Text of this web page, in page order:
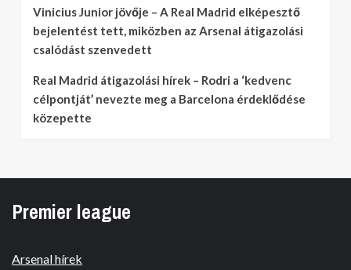
Vinicius Junior jövője – A Real Madrid elképesztő
bejelentést tett, miközben az Arsenal átigazolási
csalódást szenvedett
Real Madrid átigazolási hírek – Rodri a ‘kedvenc
célpontját’ nevezte meg a Barcelona érdeklődése
közepette
Premier league
Arsenal hírek